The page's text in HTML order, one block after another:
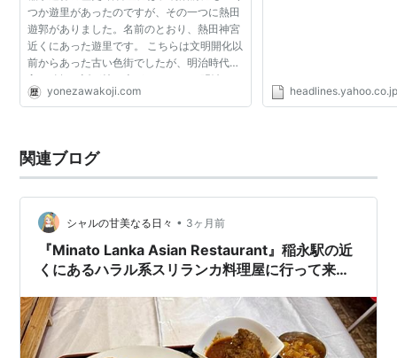
つか遊里があったのですが、その一つに熱田
遊郭がありました。名前のとおり、熱田神宮
近くにあった遊里です。 こちらは文明開化以
前からあった古い色街でしたが、明治時代に
入り移転の話が持ち上がりました。 明治42
年3月、愛知県は という布告を発します。街
yonezawakoji.com
関連ブログ
シャルの甘美なる日々 • 3ヶ月前
『Minato Lanka Asian Restaurant』稲永駅の近
くにあるハラル系スリランカ料理屋に行って来た